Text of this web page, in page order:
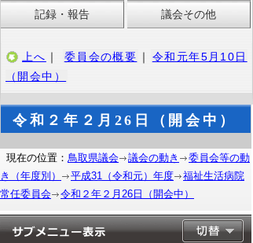
記録・報告 議会その他
上へ ｜ 委員会の概要 ｜
令和元年5月10日
（開会中）
令和２年２月26日（開会中）
現在の位置： 鳥取県議会 議会の動き
委員会等の動
き（年度別）
平成31（令和元）年度
福祉生活病院
常任委員会
令和２年２月26日（開会中）